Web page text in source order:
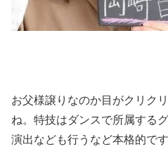
お父様譲りなのか目がクリク
ね。特技はダンスで所属する
演出なども行うなど本格的です